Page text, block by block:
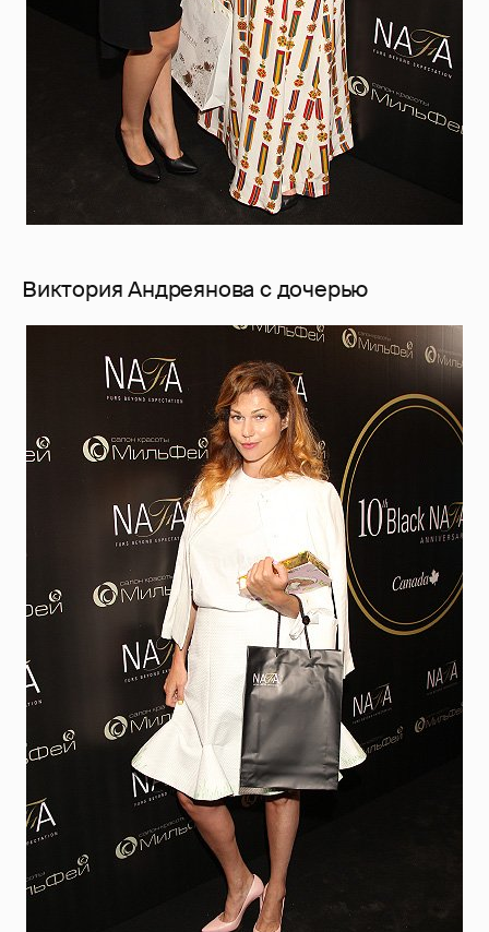
Виктория Андреянова с дочерью